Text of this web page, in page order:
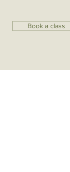
Book a class